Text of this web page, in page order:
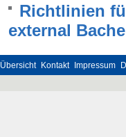
Richtlinien
external
Übersicht Kontakt Impressum